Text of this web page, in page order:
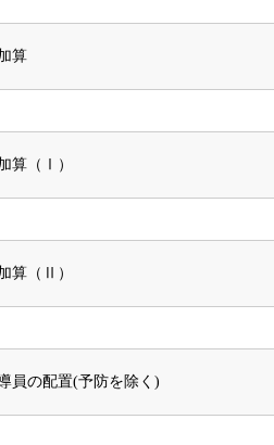
算
算（Ⅰ）
算（Ⅱ）
員の配置(予防を除く)